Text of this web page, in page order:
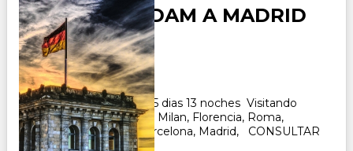
DE AMSTERDAM A MADRID
Duración:
15Días13Noches
Paquete Turistico de 15 dias 13 noches Visitando
Amsterdam, Francfurt, Milan, Florencia, Roma,
Venecia, CIA, Niza, Barcelona, Madrid, CONSULTAR